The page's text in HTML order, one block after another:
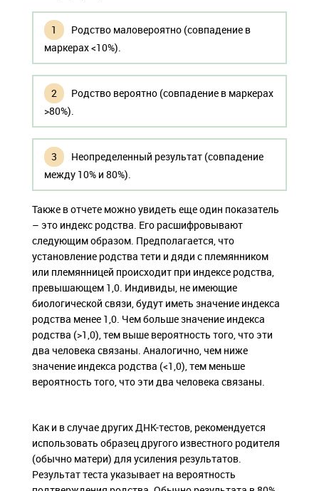
Родство маловероятно (совпадение в
маркерах <10%).
Родство вероятно (совпадение в маркерах
>80%).
Неопределенный результат (совпадение
между 10% и 80%).
Также в отчете можно увидеть еще один показатель
– это индекс родства. Его расшифровывают
следующим образом. Предполагается, что
установление родства тети и дяди с племянником
или племянницей происходит при индексе родства,
превышающем 1,0. Индивиды, не имеющие
биологической связи, будут иметь значение индекса
родства менее 1,0. Чем больше значение индекса
родства (>1,0), тем выше вероятность того, что эти
два человека связаны. Аналогично, чем ниже
значение индекса родства (<1,0), тем меньше
вероятность того, что эти два человека связаны.
Как и в случае других ДНК-тестов, рекомендуется
использовать образец другого известного родителя
(обычно матери) для усиления результатов.
Результат теста указывает на вероятность